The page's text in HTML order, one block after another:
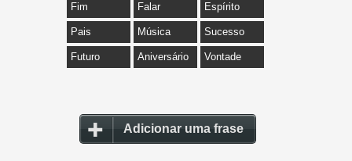
Fim Falar Espírito
Pais Música Sucesso
Futuro Aniversário Vontade
Adicionar uma frase